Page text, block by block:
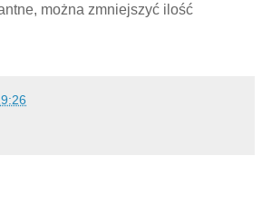
można zmniejszyć ilość